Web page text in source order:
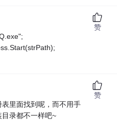
赞
里面找到呢，而不用手
录都不一样吧~
赞